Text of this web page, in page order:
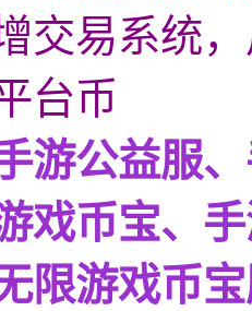
交易系统，
台币
游公益服
戏币宝、
限游戏币宝